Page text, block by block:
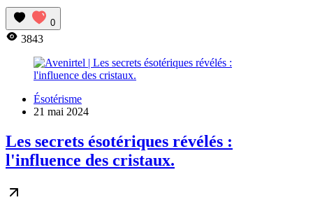
0
3843
Ésotérisme
21 mai 2024
Les secrets ésotériques révélés :
l'influence des cristaux.